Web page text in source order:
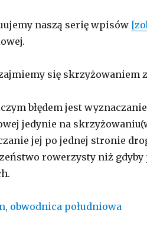
naszą serię wpisów
się skrzyżowaniem
błędem jest
jedynie na
jej po jednej stronie
rowerzysty niż gdyby